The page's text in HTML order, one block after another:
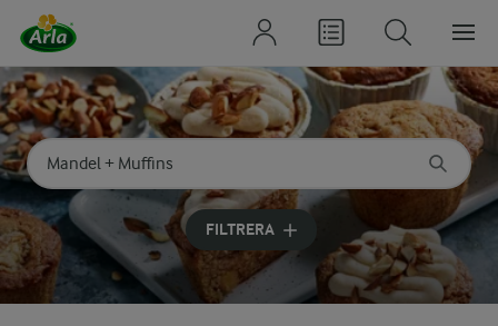
Sök på kategori eller ingrediens
Skriv in sökord för att få förslag
FILTRERA